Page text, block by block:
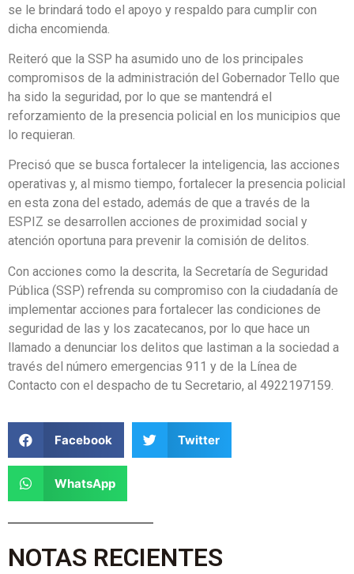
se le brindará todo el apoyo y respaldo para cumplir con
dicha encomienda.
Reiteró que la SSP ha asumido uno de los principales
compromisos de la administración del Gobernador Tello que
ha sido la seguridad, por lo que se mantendrá el
reforzamiento de la presencia policial en los municipios que
lo requieran.
Precisó que se busca fortalecer la inteligencia, las acciones
operativas y, al mismo tiempo, fortalecer la presencia policial
en esta zona del estado, además de que a través de la
ESPIZ se desarrollen acciones de proximidad social y
atención oportuna para prevenir la comisión de delitos.
Con acciones como la descrita, la Secretaría de Seguridad
Pública (SSP) refrenda su compromiso con la ciudadanía de
implementar acciones para fortalecer las condiciones de
seguridad de las y los zacatecanos, por lo que hace un
llamado a denunciar los delitos que lastiman a la sociedad a
través del número emergencias 911 y de la Línea de
Contacto con el despacho de tu Secretario, al 4922197159.
Facebook Twitter
WhatsApp
NOTAS RECIENTES